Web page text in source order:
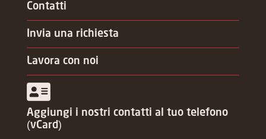
Contatti
Invia una richiesta
Lavora con noi
Aggiungi i nostri contatti al tuo telefono
(vCard)